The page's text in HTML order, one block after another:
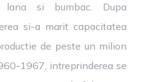
si bumbac. Dupa
si-a marit capacitatea
de peste un milion
1967, intreprinderea se